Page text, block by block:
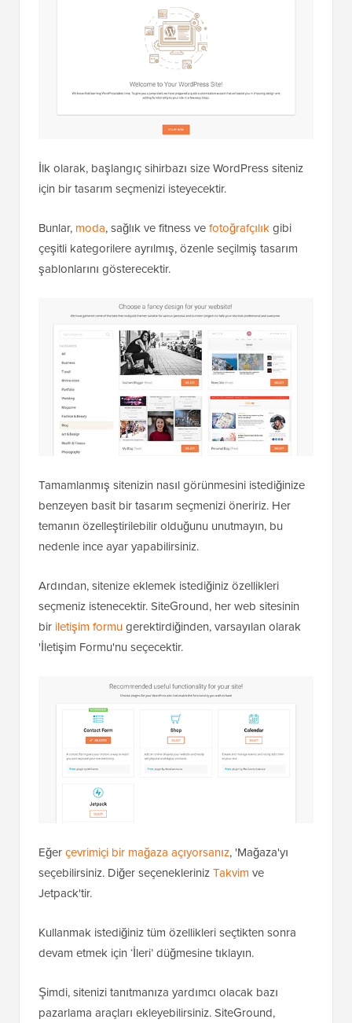
İlk olarak, başlangıç sihirbazı size WordPress siteniz
için bir tasarım seçmenizi isteyecektir.
Bunlar, moda, sağlık ve fitness vefotoğrafçılıkgibi
çeşitli kategorilere ayrılmış, özenle seçilmiş tasarım
şablonlarını gösterecektir.
Tamamlanmış sitenizin nasıl görünmesini istediğinize
benzeyen basit bir tasarım seçmenizi öneririz. Her
temanın özelleştirilebilir olduğunu unutmayın, bu
nedenle ince ayar yapabilirsiniz.
Ardından, sitenize eklemek istediğiniz özellikleri
seçmeniz istenecektir. SiteGround, her web sitesinin
bir iletişim formugerektirdiğinden, varsayılan olarak
'İletişim Formu'nu seçecektir.
Eğerçevrimiçi bir mağaza açıyorsanız, 'Mağaza'yı
seçebilirsiniz. Diğer seçeneklerinizTakvim ve
Jetpack'tir.
Kullanmak istediğiniz tüm özellikleri seçtikten sonra
devam etmek için ‘İleri’ düğmesine tıklayın.
Şimdi, sitenizi tanıtmanıza yardımcı olacak bazı
pazarlama araçları ekleyebilirsiniz. SiteGround,